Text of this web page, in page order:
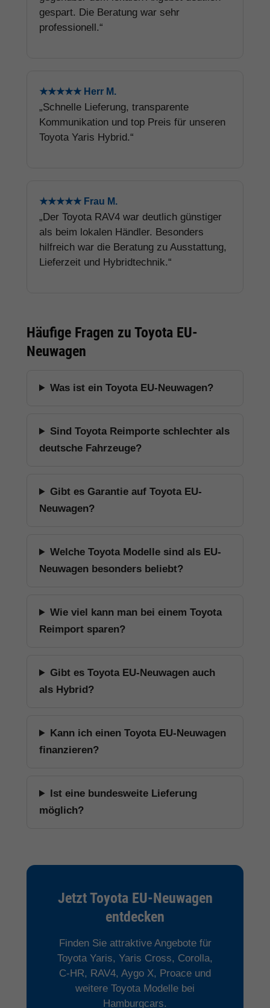
gespart. Die Beratung war sehr
professionell.“
★★★★★ Herr M.
„Schnelle Lieferung, transparente
Kommunikation und top Preis für unseren
Toyota Yaris Hybrid.“
★★★★★ Frau M.
„Der Toyota RAV4 war deutlich günstiger
als beim lokalen Händler. Besonders
hilfreich war die Beratung zu Ausstattung,
Lieferzeit und Hybridtechnik.“
Häufige Fragen zu Toyota EU-
Neuwagen
Was ist ein Toyota EU-Neuwagen?
Sind Toyota Reimporte schlechter als
deutsche Fahrzeuge?
Gibt es Garantie auf Toyota EU-
Neuwagen?
Welche Toyota Modelle sind als EU-
Neuwagen besonders beliebt?
Wie viel kann man bei einem Toyota
Reimport sparen?
Gibt es Toyota EU-Neuwagen auch
als Hybrid?
Kann ich einen Toyota EU-Neuwagen
finanzieren?
Ist eine bundesweite Lieferung
möglich?
Jetzt Toyota EU-Neuwagen
entdecken
Finden Sie attraktive Angebote für
Toyota Yaris, Yaris Cross, Corolla,
C-HR, RAV4, Aygo X, Proace und
weitere Toyota Modelle bei
Hamburgcars.